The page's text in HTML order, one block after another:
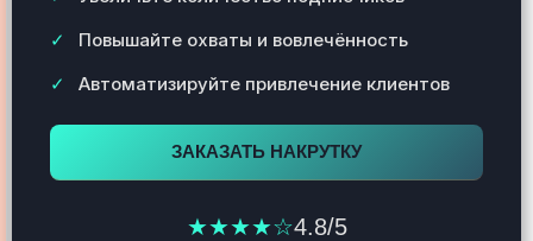
Повышайте охваты и вовлечённость
Автоматизируйте привлечение клиентов
ЗАКАЗАТЬ НАКРУТКУ
★★★★☆4.8/5